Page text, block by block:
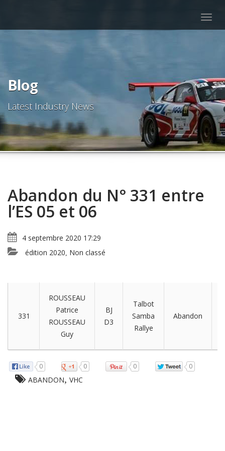
Blog
Latest Industry News
Abandon du N° 331 entre
l’ES 05 et 06
4 septembre 2020 17:29
édition 2020 Non classé
331
ROUSSEAU
Patrice
ROUSSEAU
Guy
BJ
D3
Talbot
Samba
Rallye
Abandon
0 0 0 0
ABANDON, VHC